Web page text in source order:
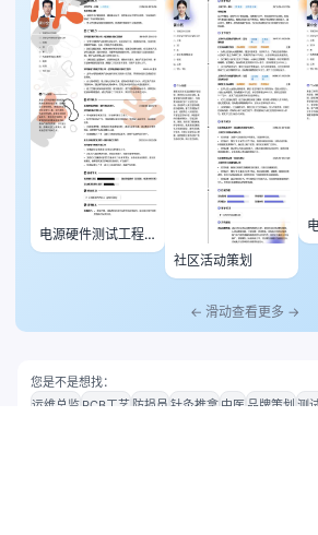
电源硬件测试工程
师
社区活动策划
← 滑动查看更多 →
您是不是想找：
运维总监 PCB工艺防损员 针灸推拿 中医品牌策划 测